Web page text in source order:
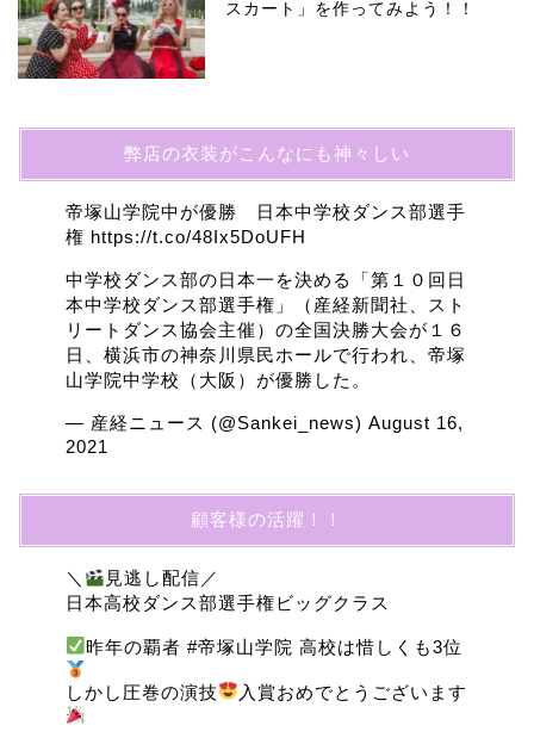
スカート」を作ってみよう！！
弊店の衣装がこんなにも神々しい
帝塚山学院中が優勝 日本中学校ダンス部選手
権 https://t.co/48Ix5DoUFH
中学校ダンス部の日本一を決める「第１０回日
本中学校ダンス部選手権」（産経新聞社、スト
リートダンス協会主催）の全国決勝大会が１６
日、横浜市の神奈川県民ホールで行われ、帝塚
山学院中学校（大阪）が優勝した。
— 産経ニュース (@Sankei_news) August 16,
2021
顧客様の活躍！！
＼
見逃し配信／
日本高校ダンス部選手権ビッグクラス
昨年の覇者#帝塚山学院 高校は惜しくも3位
しかし圧巻の演技 入賞おめでとうございます